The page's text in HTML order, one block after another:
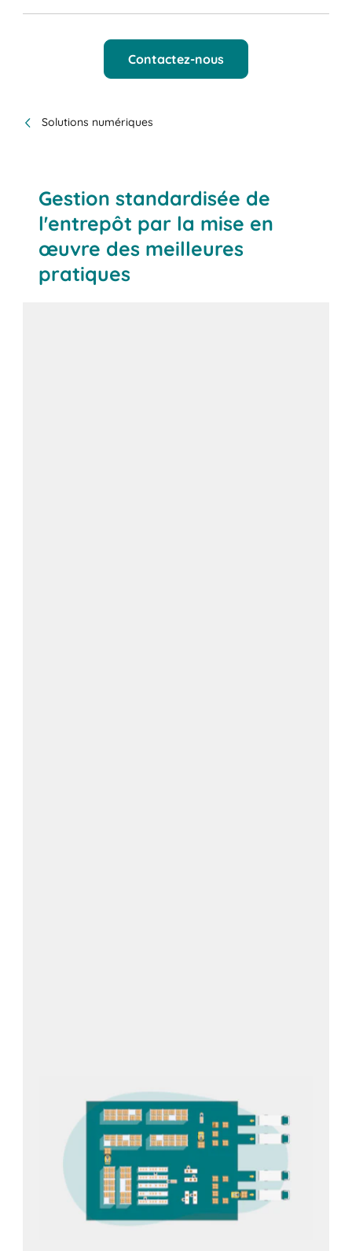
Contactez-nous
Solutions numériques
Gestion standardisée de
l'entrepôt par la mise en
œuvre des meilleures
pratiques
emballage, expédition)